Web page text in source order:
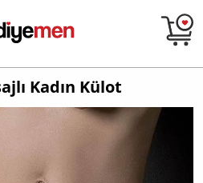
Kadın Külot